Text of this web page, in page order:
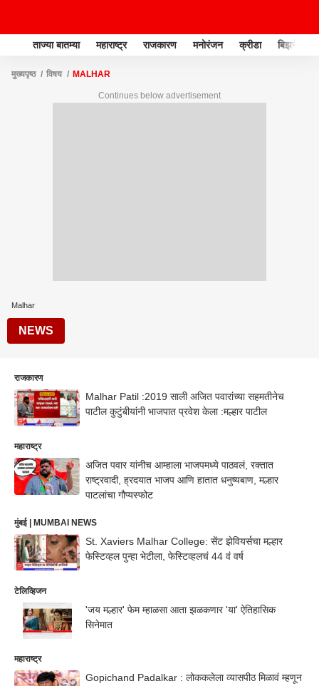
ताज्या बातम्या महाराष्ट्र राजकारण मनोरंजन क्रीडा बिझनेस
मुख्यपृष्ठ विषय MALHAR
Continues below advertisement
Malhar
NEWS
राजकारण
Malhar Patil :2019 साली अजित पवारांच्या सहमतीनेच
पाटील कुटुंबीयांनी भाजपात प्रवेश केला :मल्हार पाटील
महाराष्ट्र
अजित पवार यांनीच आम्हाला भाजपमध्ये पाठवलं, रक्तात
राष्ट्रवादी, ह्रदयात भाजप आणि हातात धनुष्यबाण, मल्हार
पाटलांचा गौप्यस्फोट
मुंबई | MUMBAI NEWS
St. Xaviers Malhar College: सेंट झेवियर्सचा मल्हार
फेस्टिव्हल पुन्हा भेटीला, फेस्टिव्हलचं 44 वं वर्ष
टेलिव्हिजन
'जय मल्हार' फेम म्हाळसा आता झळकणार 'या' ऐतिहासिक
सिनेमात
महाराष्ट्र
Gopichand Padalkar : लोककलेला व्यासपीठ मिळावं म्हणून